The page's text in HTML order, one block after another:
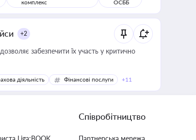
комплекс
ОСББ
+2
забезпечити їх участь у критично
діяльність Фінансові послуги +11
Liga:BOOK
Співробітництво
Партнерська мережа